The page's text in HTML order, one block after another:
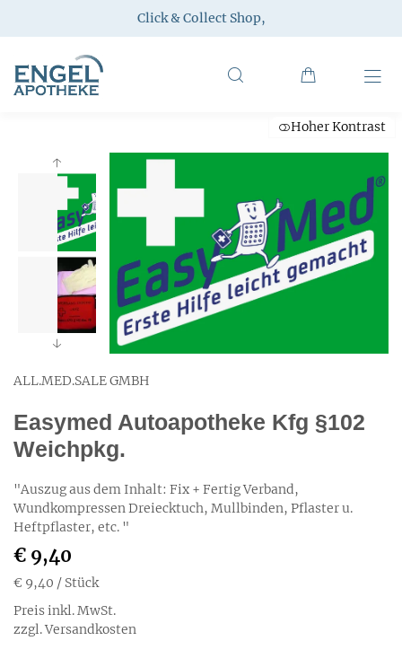
Click & Collect Shop,
Hoher Kontrast
ALL.MED.SALE GMBH
Easymed Autoapotheke Kfg §102
Weichpkg.
"Auszug aus dem Inhalt: Fix + Fertig Verband,
Wundkompressen Dreiecktuch, Mullbinden, Pflaster u.
Heftpflaster, etc. "
€ 9,40
€ 9,40 / Stück
Preis inkl. MwSt.
zzgl. Versandkosten